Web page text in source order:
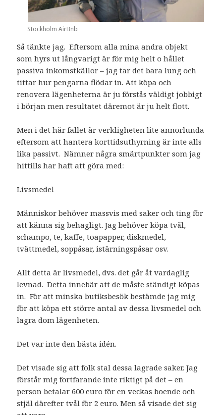
Stockholm AirBnb
Så tänkte jag. Eftersom alla mina andra objekt
som hyrs ut långvarigt är för mig helt o hållet
passiva inkomstkällor – jag tar det bara lung och
tittar hur pengarna flödar in. Att köpa och
renovera lägenheterna är ju förstås väldigt jobbigt
i början men resultatet däremot är ju helt flott.
Men i det här fallet är verkligheten lite annorlunda
eftersom att hantera korttidsuthyrning är inte alls
lika passivt. Nämner några smärtpunkter som jag
hittills har haft att göra med:
Livsmedel
Människor behöver massvis med saker och ting för
att känna sig behagligt. Jag behöver köpa tvål,
schampo, te, kaffe, toapapper, diskmedel,
tvättmedel, soppåsar, istärningspåsar osv.
Allt detta är livsmedel, dvs. det går åt vardaglig
levnad. Detta innebär att de måste ständigt köpas
in. För att minska butiksbesök bestämde jag mig
för att köpa ett större antal av dessa livsmedel och
lagra dom lägenheten.
Det var inte den bästa idén.
Det visade sig att folk stal dessa lagrade saker. Jag
förstår mig fortfarande inte riktigt på det – en
person betalar 600 euro för en veckas boende och
stjäl därefter tvål för 2 euro. Men så visade det sig